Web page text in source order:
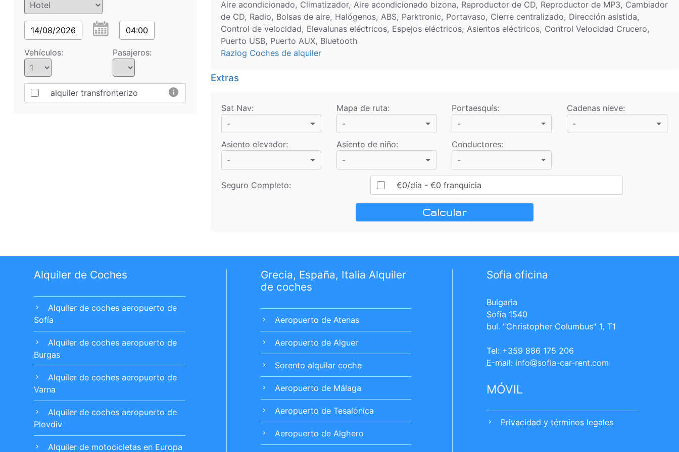
14/08/2026 04:00
Vehículos: Pasajeros:
alquiler transfronterizo info
Aire acondicionado, Climatizador, Aire acondicionado bizona, Reproductor de CD, Reproductor de MP3, Cambiador
de CD, Radio, Bolsas de aire, Halógenos, ABS, Parktronic, Portavaso, Cierre centralizado, Dirección asistida,
Control de velocidad, Elevalunas eléctricos, Espejos eléctricos, Asientos eléctricos, Control Velocidad Crucero,
Puerto USB, Puerto AUX, Bluetooth
Razlog Coches de alquiler
Extras
Sat Nav:
-
Mapa de ruta:
-
Portaesquís:
-
Cadenas nieve:
-
Asiento elevador:
-
Asiento de niño:
-
Conductores:
-
Seguro Completo: €0/día - €0 franquicia
Calcular
Alquiler de Coches
chevron_right
Alquiler de coches aeropuerto de
Sofía
chevron_right
Alquiler de coches aeropuerto de
Burgas
chevron_right
Alquiler de coches aeropuerto de
Varna
chevron_right
Alquiler de coches aeropuerto de
Plovdiv
chevron_right Alquiler de motocicletas en Europa
Grecia, España, Italia Alquiler
de coches
chevron_right Aeropuerto de Atenas
chevron_right Aeropuerto de Alguer
chevron_right Sorento alquilar coche
chevron_right Aeropuerto de Málaga
chevron_right Aeropuerto de Tesalónica
chevron_right Aeropuerto de Alghero
Sofia oficina
Bulgaria
Sofía 1540
bul. "Christopher Columbus" 1, T1
Tel: +359 886 175 206
Е-mail: info sofia-car-rent.com
MÓVIL
chevron_right Privacidad y términos legales